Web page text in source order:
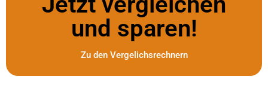
und sparen!
Zu den Vergelichsrechnern